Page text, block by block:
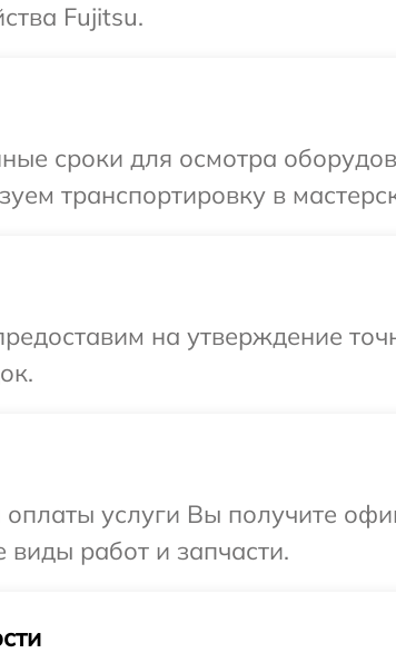
Fujitsu.
сроки для осмотра
транспортировку в
на утверждение
услуги Вы получите
виды работ и запчасти.